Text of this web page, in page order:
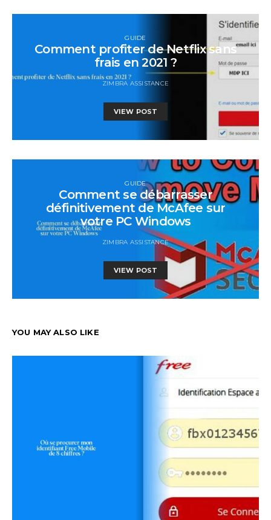
GUIDE
Comment profiter de Netflix sans
frais en 2021 ?
ZIMBRA ASSISTANCE
VIEW POST
GUIDE
Comment se débarrasser
définitivement de McAfee sur
votre PC Windows
ZIMBRA ASSISTANCE
VIEW POST
YOU MAY ALSO LIKE